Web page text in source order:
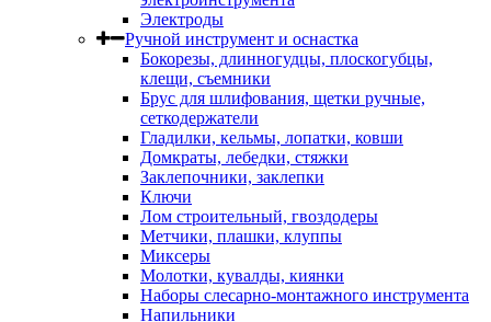
Электроды
Ручной инструмент и оснастка
Бокорезы, длинногудцы, плоскогубцы,
клещи, съемники
Брус для шлифования, щетки ручные,
сеткодержатели
Гладилки, кельмы, лопатки, ковши
Домкраты, лебедки, стяжки
Заклепочники, заклепки
Ключи
Лом строительный, гвоздодеры
Метчики, плашки, клуппы
Миксеры
Молотки, кувалды, киянки
Наборы слесарно-монтажного инструмента
Напильники